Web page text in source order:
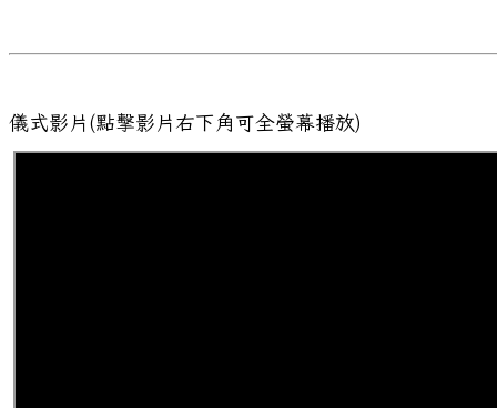
儀式影片(點擊影片右下角可全螢幕播放)